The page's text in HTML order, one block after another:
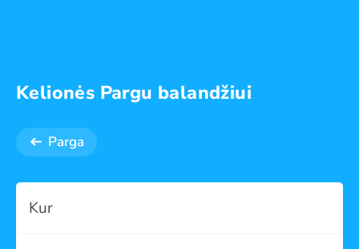
Kelionės Pargu balandžiui
Parga
Kur